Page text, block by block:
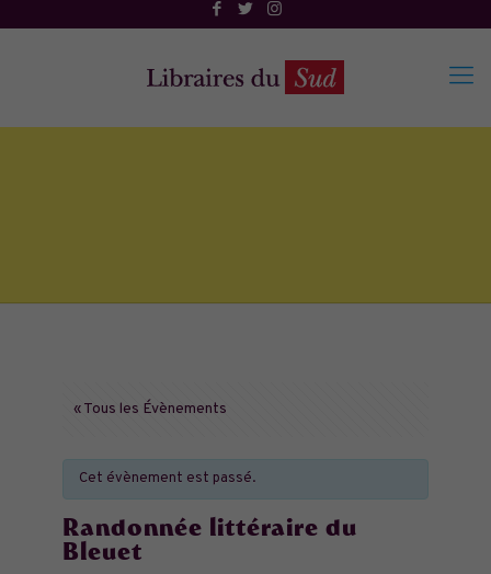
« Tous les Évènements
Cet évènement est passé.
Randonnée littéraire du
Bleuet